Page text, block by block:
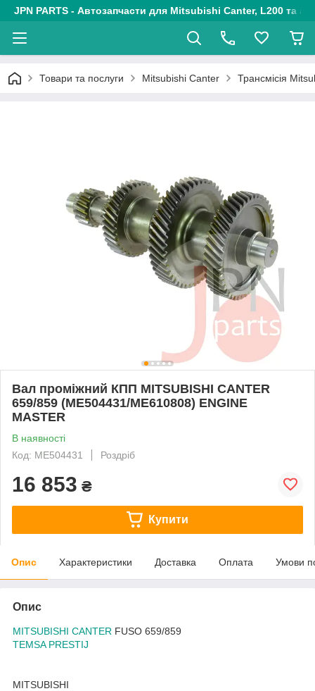
JPN PARTS - Автозапчасти для Mitsubishi Canter, L200 та
Товари та послуги Mitsubishi Canter Трансмісія
Вал проміжний КПП MITSUBISHI CANTER
659/859 (ME504431/ME610808) ENGINE
MASTER
В наявності
Код: ME504431
Роздріб
16 853 ₴
Купити
Опис Характеристики Доставка Оплата Умови
Опис
MITSUBISHI CANTER FUSO 659/859
TEMSA PRESTIJ
MITSUBISHI